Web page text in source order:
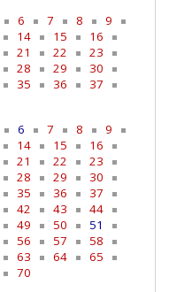
6 7 8
9
14 15
16
21 22
23
28 29
30
35 36
37
6 7 8
9
14 15
16
21 22
23
28 29
30
35 36
37
42 43
44
49 50
51
56 57
58
63 64
65
70